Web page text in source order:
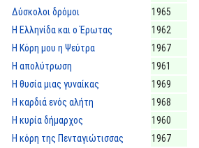
Δύσκολοι δρόμοι
1965
Η Ελληνίδα και ο Έρωτας
1962
Η Κόρη μου η Ψεύτρα
1967
Η απολύτρωση
1961
Η θυσία μιας γυναίκας
1969
Η καρδιά ενός αλήτη
1968
Η κυρία δήμαρχος
1960
Η κόρη της Πενταγιώτισσας
1967